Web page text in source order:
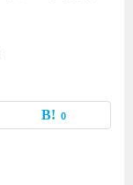
0